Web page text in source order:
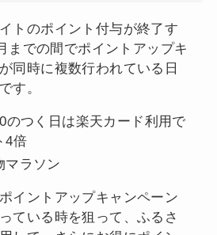
トのポイント付与が終了す
までの間でポイントアップキ
同時に複数行われている日
す。
のつく日は楽天カード利用で
4倍
マラソン
イントアップキャンペーン
ている時を狙って、ふるさ